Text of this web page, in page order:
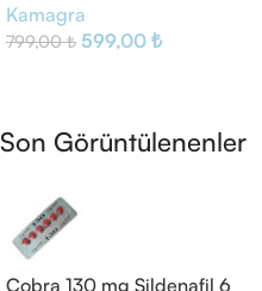
Kamagra
799,00₺ 599,00 ₺
Son Görüntülenenler
Cobra 130 mg Sildenafil 6